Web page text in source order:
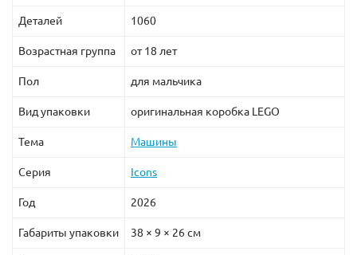
Деталей 1060
Возрастная группа от 18 лет
Пол для мальчика
Вид упаковки оригинальная коробка LEGO
Тема Машины
Серия Icons
Год 2026
Габариты упаковки 38 × 9 × 26 см